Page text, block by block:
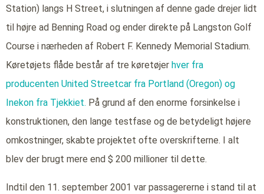
Station) langs H Street, i slutningen af denne gade drejer lidt
til højre ad Benning Road og ender direkte på Langston Golf
Course i nærheden af Robert F. Kennedy Memorial Stadium.
Køretøjets flåde består af tre køretøjer hver fra
producenten United Streetcar fra Portland (Oregon) og
Inekon fra Tjekkiet. På grund af den enorme forsinkelse i
konstruktionen, den lange testfase og de betydeligt højere
omkostninger, skabte projektet ofte overskrifterne. I alt
blev der brugt mere end $ 200 millioner til dette.
Indtil den 11. september 2001 var passagererne i stand til at